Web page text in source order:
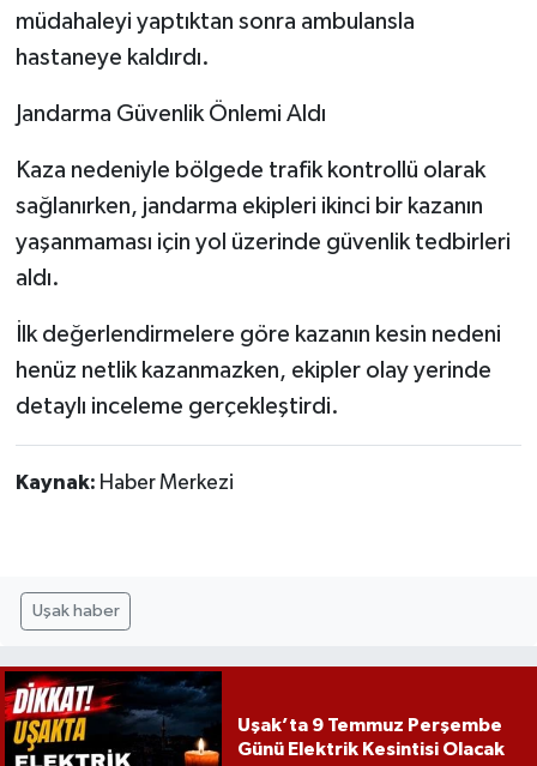
müdahaleyi yaptıktan sonra ambulansla
hastaneye kaldırdı.
Jandarma Güvenlik Önlemi Aldı
Kaza nedeniyle bölgede trafik kontrollü olarak
sağlanırken, jandarma ekipleri ikinci bir kazanın
yaşanmaması için yol üzerinde güvenlik tedbirleri
aldı.
İlk değerlendirmelere göre kazanın kesin nedeni
henüz netlik kazanmazken, ekipler olay yerinde
detaylı inceleme gerçekleştirdi.
Kaynak: Haber Merkezi
Uşak haber
Uşak’ta 9 Temmuz Perşembe
Günü Elektrik Kesintisi Olacak